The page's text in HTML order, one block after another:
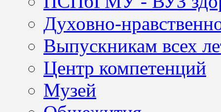
Духовно-
Выпускникам всех
Центр компетенций
Музей